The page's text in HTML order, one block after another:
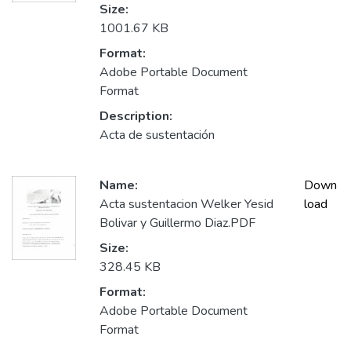
Size:
1001.67 KB
Format:
Adobe Portable Document
Format
Description:
Acta de sustentación
Name:
Acta sustentacion Welker Yesid
Bolivar y Guillermo Diaz.PDF
Size:
328.45 KB
Format:
Adobe Portable Document
Format
Down
load